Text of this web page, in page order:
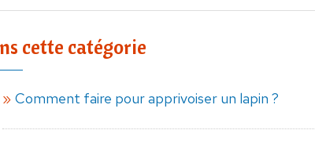
cette catégorie
Comment faire pour apprivoiser un lapin ?